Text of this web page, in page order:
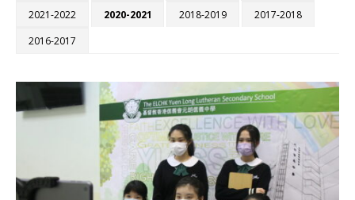
2021-2022
2020-2021 2018-2019
2017-2018
2016-2017